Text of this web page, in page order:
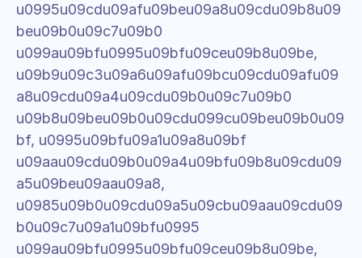
u0995u09cdu09afu09beu09a8u09cdu09b8u09
beu09b0u09c7u09b0
u099au09bfu0995u09bfu09ceu09b8u09be,
u09b9u09c3u09a6u09afu09bcu09cdu09afu09
a8u09cdu09a4u09cdu09b0u09c7u09b0
u09b8u09beu09b0u09cdu099cu09beu09b0u09
bf, u0995u09bfu09a1u09a8u09bf
u09aau09cdu09b0u09a4u09bfu09b8u09cdu09
a5u09beu09aau09a8,
u0985u09b0u09cdu09a5u09cbu09aau09cdu09
b0u09c7u09a1u09bfu0995
u099au09bfu0995u09bfu09ceu09b8u09be,